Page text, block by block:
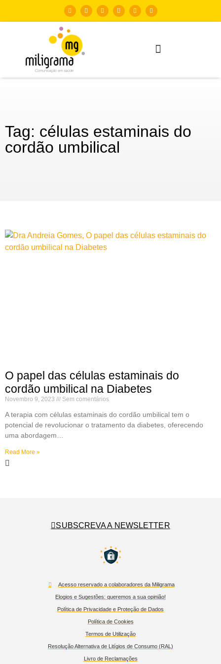
Tag: células estaminais do
cordão umbilical
O papel das células estaminais do
cordão umbilical na Diabetes
Novembro 9, 2023 Sem comentários
A terapia com células estaminais do cordão umbilical tem o
potencial de revolucionar o tratamento da diabetes, oferecendo
uma abordagem…
Read More »
SUBSCREVA A NEWSLETTER
Acesso reservado a colaboradores da Miligrama
Elogios e Sugestões: queremos a sua opinião!
Política de Privacidade e Proteção de Dados
Política de Cookies
Termos de Utilização
Resolução Alternativa de Litígios de Consumo (RAL)
Livro de Reclamações